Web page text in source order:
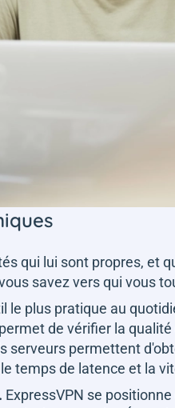
qui lui sont propres, et
savez vers qui vous
le plus pratique au
de vérifier la
serveurs permettent
temps de latence et la
ExpressVPN se